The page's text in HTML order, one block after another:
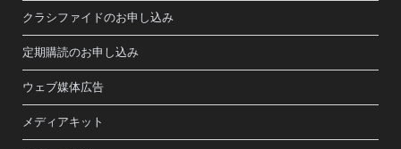
クラシファイドのお申し込み
定期購読のお申し込み
ウェブ媒体広告
メディアキット